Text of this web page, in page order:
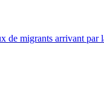
de migrants arrivant par